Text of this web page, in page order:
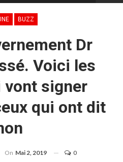
BUZZ
Dr
Voici les
signer
qui ont dit
On Mai 2, 2019 0